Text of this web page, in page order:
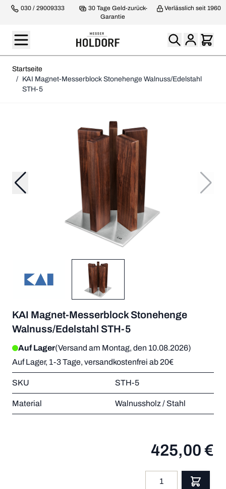
030 / 29009333
30 Tage Geld-zurück-
Garantie
Verlässlich seit 1960
Startseite
/ KAI Magnet-Messerblock Stonehenge Walnuss/Edelstahl
STH-5
KAI Magnet-Messerblock Stonehenge
Walnuss/Edelstahl STH-5
Auf Lager(Versand am Montag, den 10.08.2026)
Auf Lager, 1-3 Tage, versandkostenfrei ab 20€
SKU STH-5
Material Walnussholz / Stahl
425,00 €